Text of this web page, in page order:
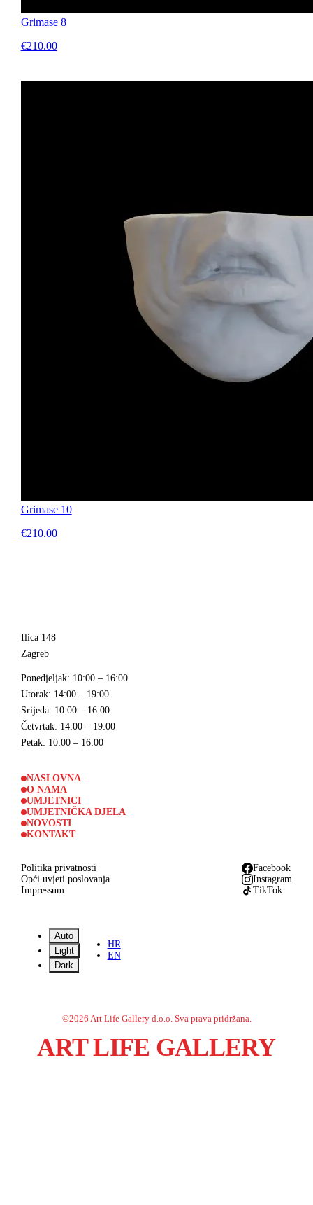
Grimase 8
€210.00
Grimase 10
€210.00
Ilica 148
Zagreb
Ponedjeljak: 10:00 – 16:00
Utorak: 14:00 – 19:00
Srijeda: 10:00 – 16:00
Četvrtak: 14:00 – 19:00
Petak: 10:00 – 16:00
NASLOVNA
O NAMA
UMJETNICI
UMJETNIČKA DJELA
NOVOSTI
KONTAKT
Politika privatnosti
Opći uvjeti poslovanja
Impressum
Facebook
Instagram
TikTok
Auto
Light
Dark
HR
EN
©2026 Art Life Gallery d.o.o. Sva prava pridržana.
ART LIFE GALLERY